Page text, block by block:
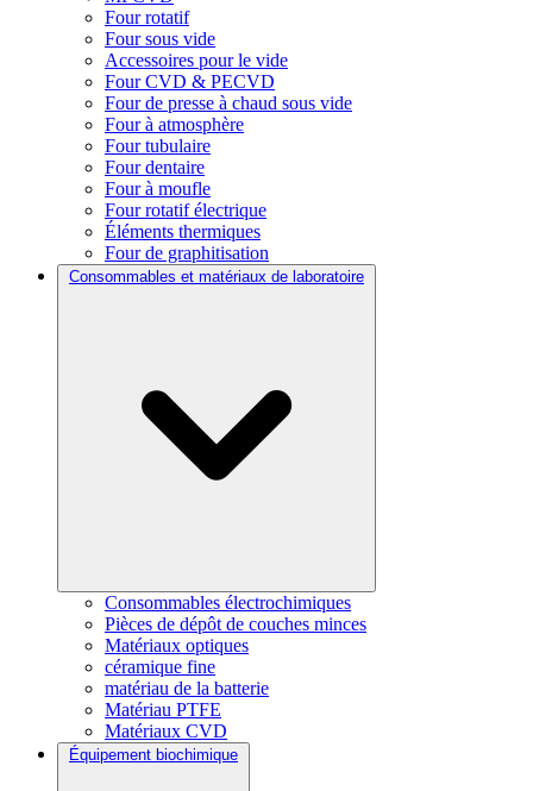
Four rotatif
Four sous vide
Accessoires pour le vide
Four CVD & PECVD
Four de presse à chaud sous vide
Four à atmosphère
Four tubulaire
Four dentaire
Four à moufle
Four rotatif électrique
Éléments thermiques
Four de graphitisation
Consommables et matériaux de laboratoire
Consommables électrochimiques
Pièces de dépôt de couches minces
Matériaux optiques
céramique fine
matériau de la batterie
Matériau PTFE
Matériaux CVD
Équipement biochimique